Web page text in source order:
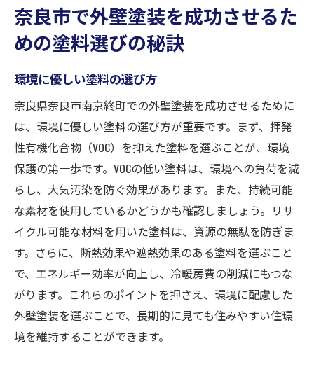
奈良市で外壁塗装を成功させるた
めの塗料選びの秘訣
環境に優しい塗料の選び方
奈良県奈良市南京終町での外壁塗装を成功させるために
は、環境に優しい塗料の選び方が重要です。まず、揮発
性有機化合物（VOC）を抑えた塗料を選ぶことが、環境
保護の第一歩です。VOCの低い塗料は、環境への負荷を減
らし、大気汚染を防ぐ効果があります。また、持続可能
な素材を使用しているかどうかも確認しましょう。リサ
イクル可能な材料を用いた塗料は、資源の無駄を防ぎま
す。さらに、断熱効果や遮熱効果のある塗料を選ぶこと
で、エネルギー効率が向上し、冷暖房費の削減にもつな
がります。これらのポイントを押さえ、環境に配慮した
外壁塗装を選ぶことで、長期的に見ても住みやすい住環
境を維持することができます。